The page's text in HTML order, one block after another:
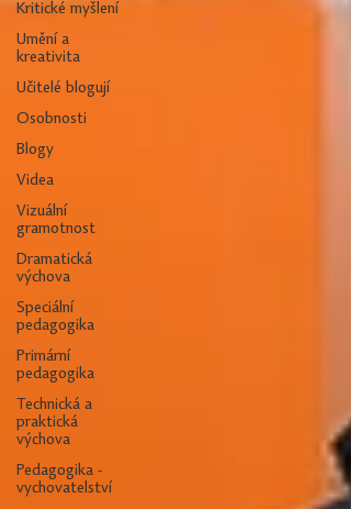
Kritické myšlení
Umění a
kreativita
Učitelé blogují
Osobnosti
Blogy
Videa
Vizuální
gramotnost
Dramatická
výchova
Speciální
pedagogika
Primární
pedagogika
Technická a
praktická
výchova
Pedagogika -
vychovatelství